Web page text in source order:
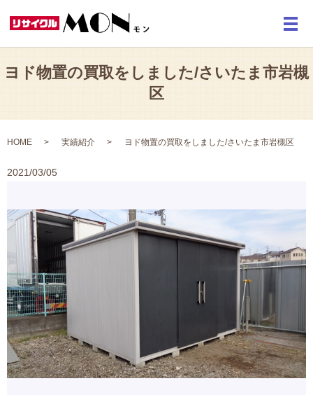
メ
ヨド物置の買取をしました/さいたま市岩槻
区
HOME 実績紹介 ヨド物置の買取をしました/さいたま市岩槻区
2021/03/05